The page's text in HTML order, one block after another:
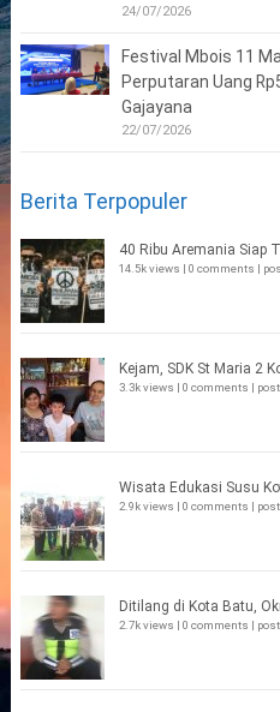
24/07/2026
Festival Mbois 11
Perputaran Uang
Gajayana
22/07/2026
Berita Terpopuler
40 Ribu Aremania Siap
14.5k views | 0 comments |
Kejam, SDK St Maria 2
3.3k views | 0 comments |
Wisata Edukasi Susu
2.9k views | 0 comments |
Ditilang di Kota Batu,
2.7k views | 0 comments |